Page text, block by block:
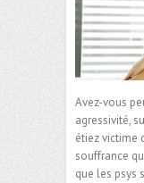
Avez-vous
agressivité,
étiez victime
souffrance
que les psys